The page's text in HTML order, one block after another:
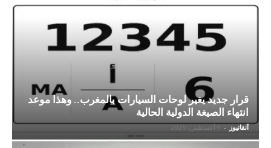
قرار جديد يغير لوحات السيارات بالمغرب.. وهذا موعد
انتهاء الصيغة الدولية الحالية
آنفانيوز - 9 أغسطس، 2026